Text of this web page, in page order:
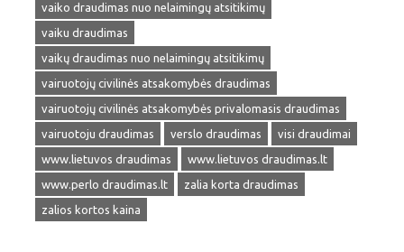
vaiko draudimas nuo nelaimingų atsitikimų
vaiku draudimas
vaikų draudimas nuo nelaimingų atsitikimų
vairuotojų civilinės atsakomybės draudimas
vairuotojų civilinės atsakomybės privalomasis draudimas
vairuotoju draudimas
verslo draudimas
visi draudimai
www.lietuvos draudimas
www.lietuvos draudimas.lt
www.perlo draudimas.lt
zalia korta draudimas
zalios kortos kaina